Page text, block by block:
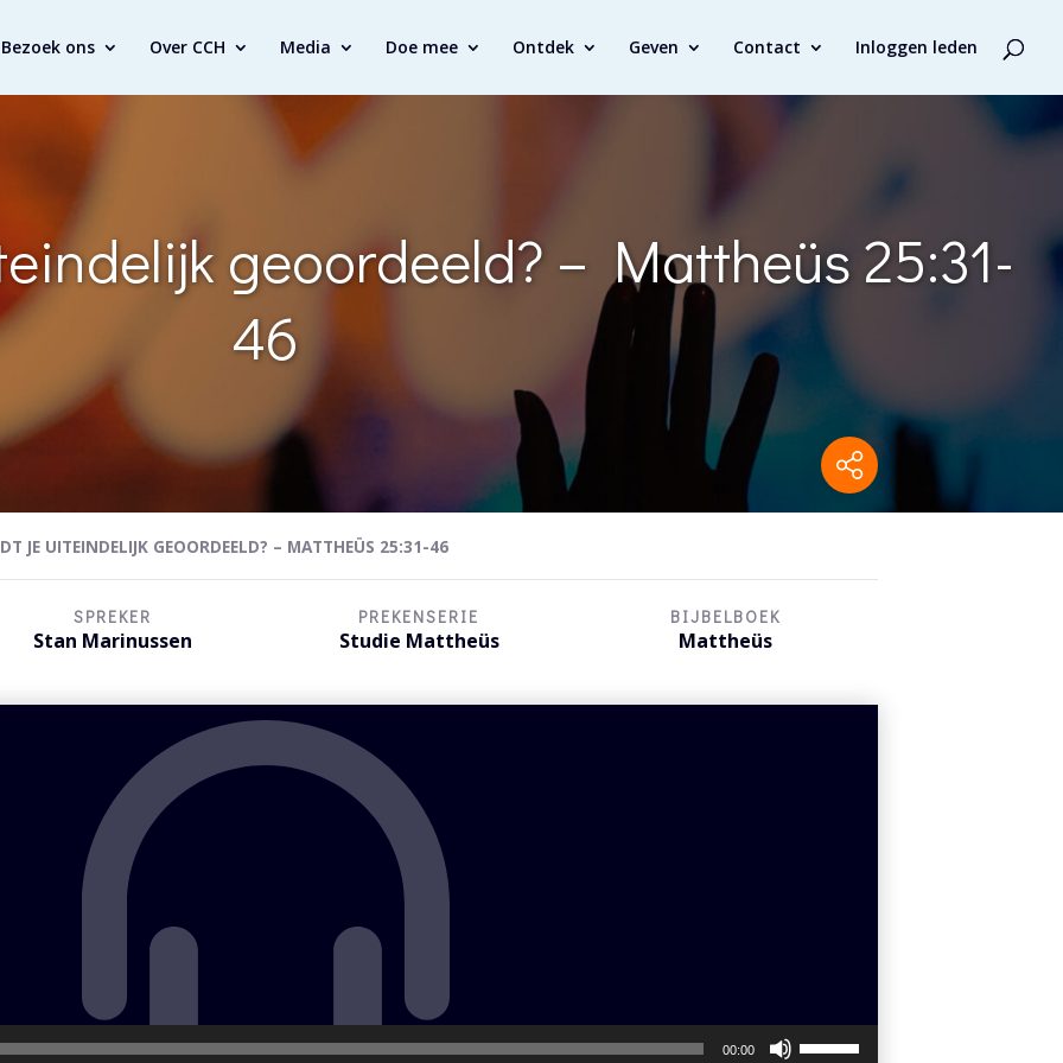
Bezoek ons Over CCH Media Doe mee Ontdek Geven Contact Inloggen leden
geoordeeld? – Mattheüs 25:31-
46
JE UITEINDELIJK GEOORDEELD? – MATTHEÜS 25:31-46
SPREKER
Stan Marinussen
PREKENSERIE
Studie Mattheüs
BIJBELBOEK
Mattheüs
00:00
Gebruik